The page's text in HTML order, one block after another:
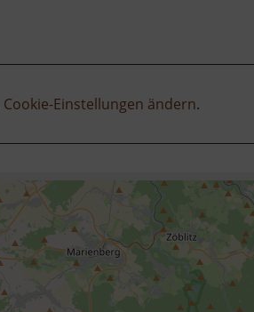
Cookie-Einstellungen ändern.